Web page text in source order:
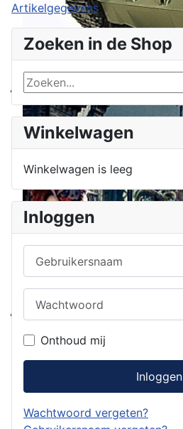
Zoeken in de Shop
Winkelwagen
Winkelwagen is leeg
Inloggen
Onthoud mij
Inloggen
Wachtwoord vergeten?
Artikelgegevens